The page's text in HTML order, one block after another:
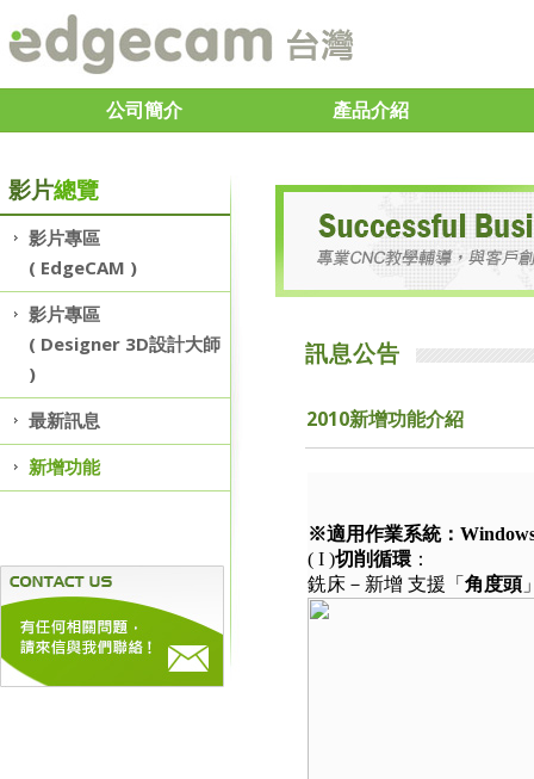
公司簡介 產品介紹
影片總覽
影片專區
( EdgeCAM )
影片專區
( Designer 3D設計大師
)
最新訊息
新增功能
訊息公告
2010新增功能介紹
※適用作業系統：
( I )切削循環 ：
銑床－新增 支援「 角度頭